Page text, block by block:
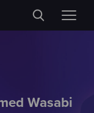
Wasabi